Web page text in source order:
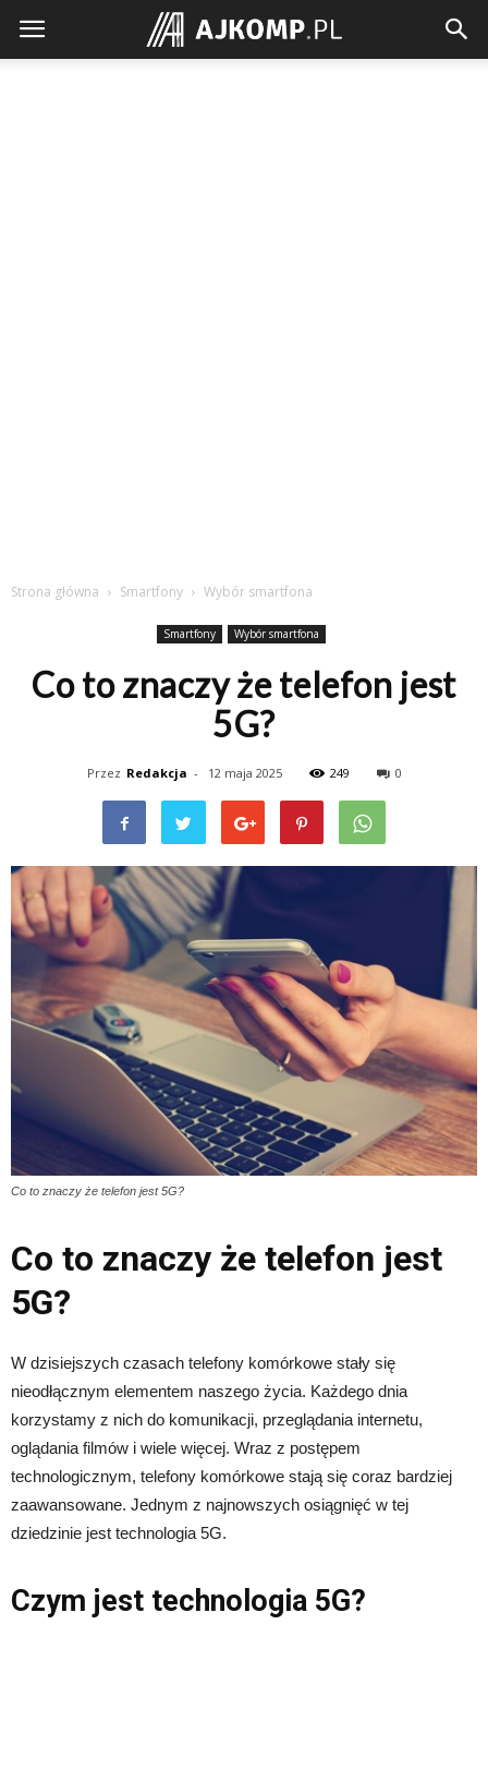
Ajkomp.pl
Strona główna Smartfony Wybór smartfona
Smartfony Wybór smartfona
Co to znaczy że telefon jest
5G?
Przez Redakcja - 12 maja 2025 249 0
Co to znaczy że telefon jest 5G?
Co to znaczy że telefon jest
5G?
W dzisiejszych czasach telefony komórkowe stały się
nieodłącznym elementem naszego życia. Każdego dnia
korzystamy z nich do komunikacji, przeglądania internetu,
oglądania filmów i wiele więcej. Wraz z postępem
technologicznym, telefony komórkowe stają się coraz bardziej
zaawansowane. Jednym z najnowszych osiągnięć w tej
dziedzinie jest technologia 5G.
Czym jest technologia 5G?